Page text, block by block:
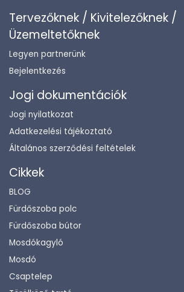
Tervezőknek / Kivitelezőknek /
Üzemeltetőknek
Legyen partnerünk
Bejelentkezés
Jogi dokumentációk
Jogi nyilatkozat
Adatkezelési tájékoztató
Általános szerződési feltételek
Cikkek
BLOG
Fürdőszoba polc
Fürdőszoba bútor
Mosdókagyló
Mosdó
Csaptelep